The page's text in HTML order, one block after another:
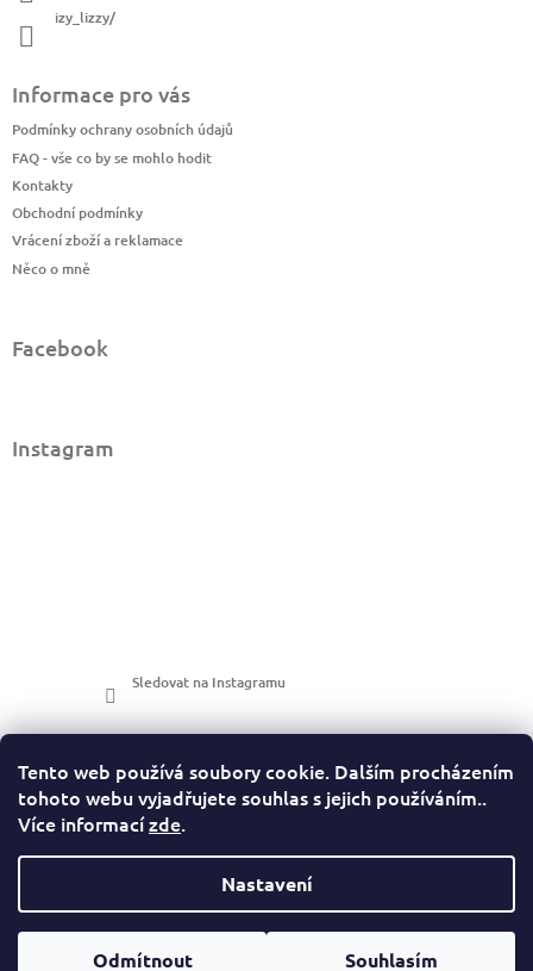
Tento web používá soubory cookie. Dalším procházením
tohoto webu vyjadřujete souhlas s jejich používáním..
Více informacízde.
Nastavení
Odmítnout Souhlasím
izy_lizzy/
Informace pro vás
Podmínky ochrany osobních údajů
FAQ - vše co by se mohlo hodit
Kontakty
Obchodní podmínky
Vrácení zboží a reklamace
Něco o mně
Facebook
Instagram
Sledovat na Instagramu